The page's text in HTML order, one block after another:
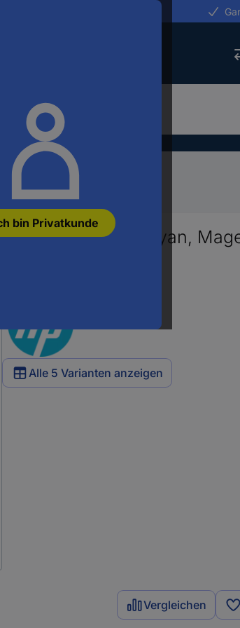
bin Privatkunde
IT-Endgeräte
Pack Schwarz, Cyan,
Alle 5 Varianten anzeigen
Vergleichen